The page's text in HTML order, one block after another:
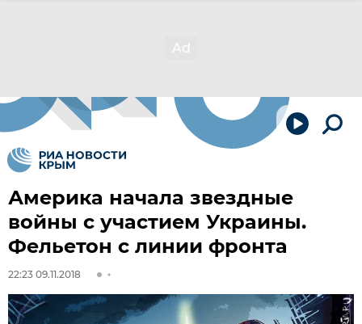
Америка начала звездные
войны с участием Украины.
Фельетон с линии фронта
22:23 09.11.2018